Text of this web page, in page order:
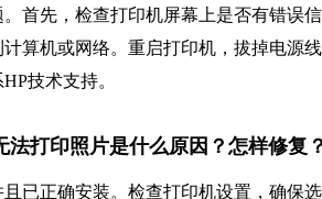
首先，检查打印机屏幕上是否有错误
算机或网络。重启打印机，拔掉电源
技术支持。
打印照片是什么原因？怎样修复？
已正确安装。检查打印机设置，确保